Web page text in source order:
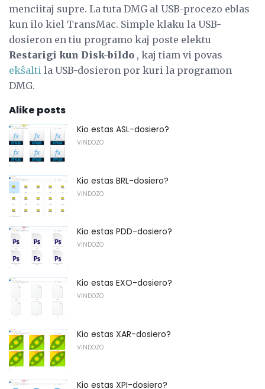
menciitaj supre. La tuta DMG al USB-procezo eblas
kun ilo kiel TransMac. Simple klaku la USB-
dosieron en tiu programo kaj poste elektu
Restarigi kun Disk-bildo , kaj tiam vi povas
ekŝalti la USB-dosieron por kuri la programon
DMG.
Alike posts
Kio estas ASL-dosiero?
VINDOZO
Kio estas BRL-dosiero?
VINDOZO
Kio estas PDD-dosiero?
VINDOZO
Kio estas EXO-dosiero?
VINDOZO
Kio estas XAR-dosiero?
VINDOZO
Kio estas XPI-dosiero?